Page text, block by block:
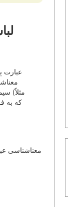
عبارت
معناشناسی